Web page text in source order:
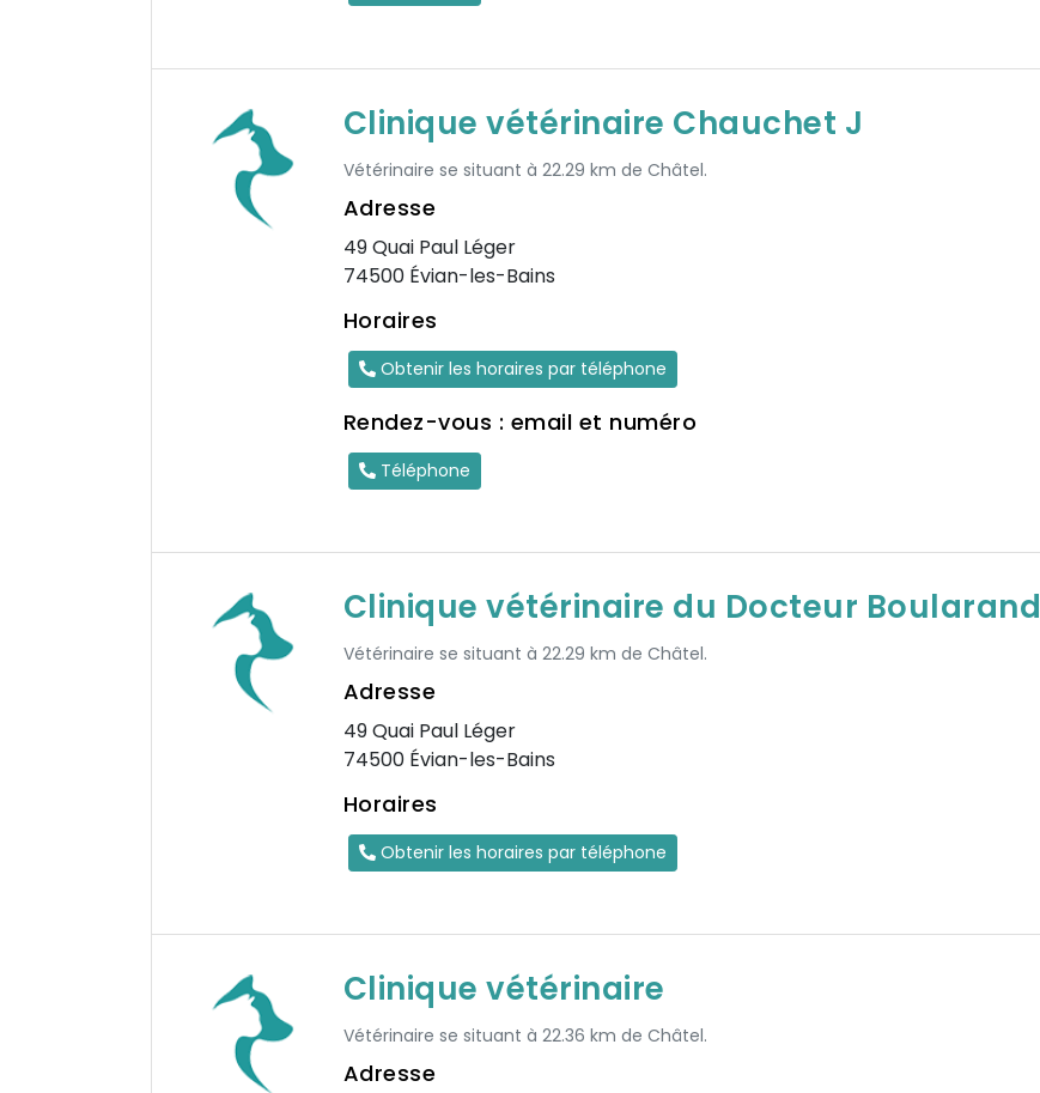
Clinique vétérinaire Chauchet J
Vétérinaire se situant à 22.29 km de Châtel.
Adresse
49 Quai Paul Léger
74500 Évian-les-Bains
Horaires
Obtenir les horaires par téléphone
Rendez-vous : email et numéro
Téléphone
Clinique vétérinaire du Docteur Boularand
Vétérinaire se situant à 22.29 km de Châtel.
Adresse
49 Quai Paul Léger
74500 Évian-les-Bains
Horaires
Obtenir les horaires par téléphone
Clinique vétérinaire
Vétérinaire se situant à 22.36 km de Châtel.
Adresse